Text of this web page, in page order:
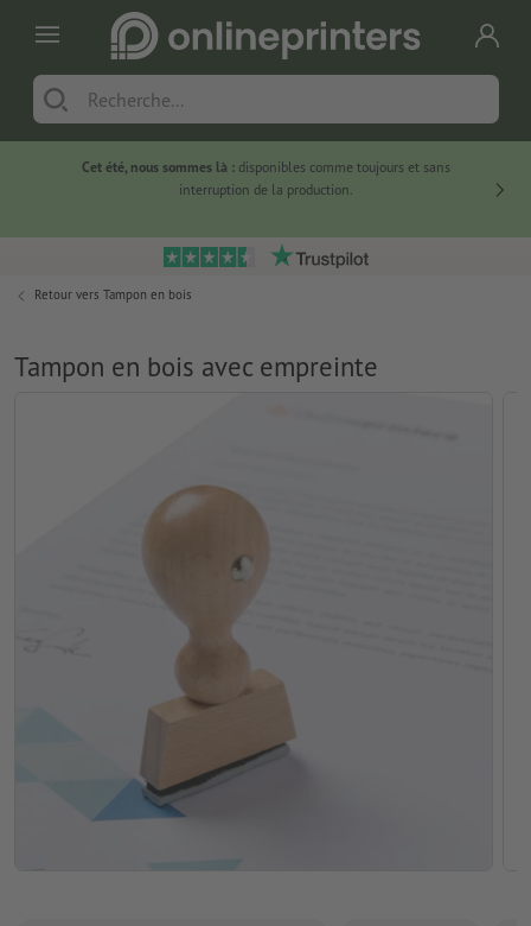
Cet été, nous sommes là :disponibles comme toujours et sans
interruption de la production.
Retour vers Tampon en bois
Tampon en bois avec empreinte